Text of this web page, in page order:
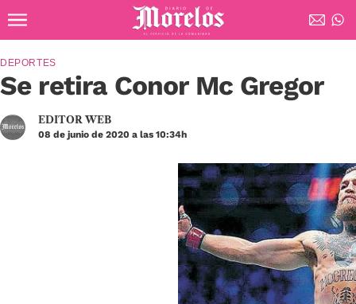
Diario de Morelos
Se retira Conor Mc Gregor
DEPORTES
EDITOR WEB
08 de junio de 2020 a las 10:34h